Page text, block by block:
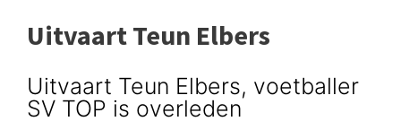
Uitvaart Teun Elbers
Uitvaart Teun Elbers, voetballer
SV TOP is overleden